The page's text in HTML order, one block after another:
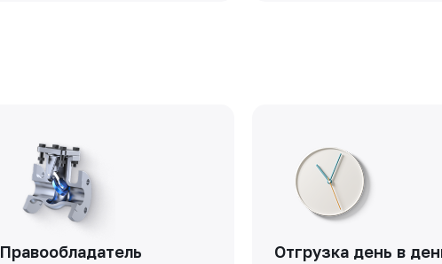
Правообладатель Отгрузка день в